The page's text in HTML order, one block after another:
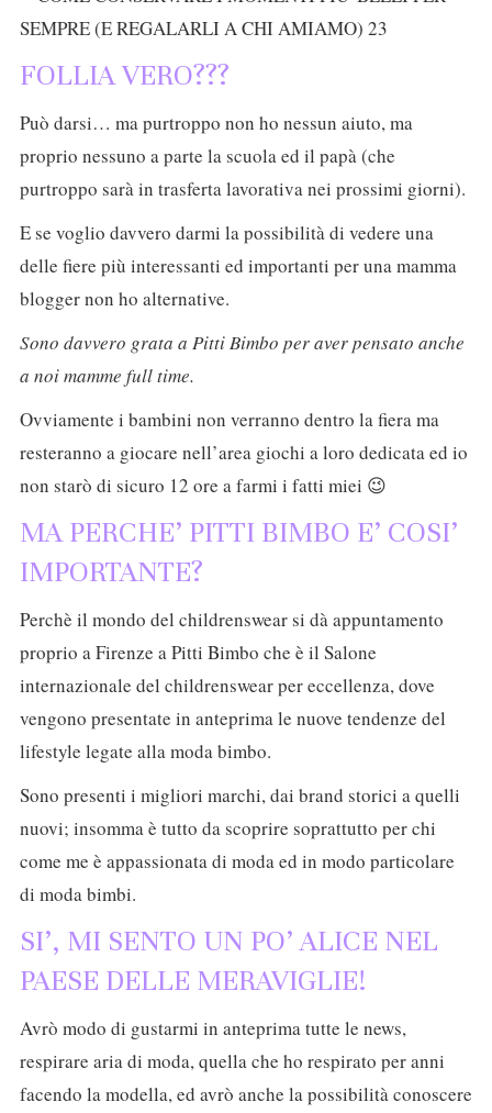
FOLLIA VERO???
Può darsi… ma purtroppo non ho nessun aiuto, ma
proprio nessuno a parte la scuola ed il papà (che
purtroppo sarà in trasferta lavorativa nei prossimi giorni).
E se voglio davvero darmi la possibilità di vedere una
delle fiere più interessanti ed importanti per una mamma
blogger non ho alternative.
Sono davvero grata a Pitti Bimbo per aver pensato anche
a noi mamme full time.
Ovviamente i bambini non verranno dentro la fiera ma
resteranno a giocare nell’area giochi a loro dedicata ed io
non starò di sicuro 12 ore a farmi i fatti miei 😉
MA PERCHE’ PITTI BIMBO E’ COSI’
IMPORTANTE?
Perchè il mondo del childrenswear si dà appuntamento
proprio a Firenze a Pitti Bimbo che è il Salone
internazionale del childrenswear per eccellenza, dove
vengono presentate in anteprima le nuove tendenze del
lifestyle legate alla moda bimbo.
Sono presenti i migliori marchi, dai brand storici a quelli
nuovi; insomma è tutto da scoprire soprattutto per chi
come me è appassionata di moda ed in modo particolare
di moda bimbi.
SI’, MI SENTO UN PO’ ALICE NEL
PAESE DELLE MERAVIGLIE!
Avrò modo di gustarmi in anteprima tutte le news,
respirare aria di moda, quella che ho respirato per anni
facendo la modella, ed avrò anche la possibilità conoscere